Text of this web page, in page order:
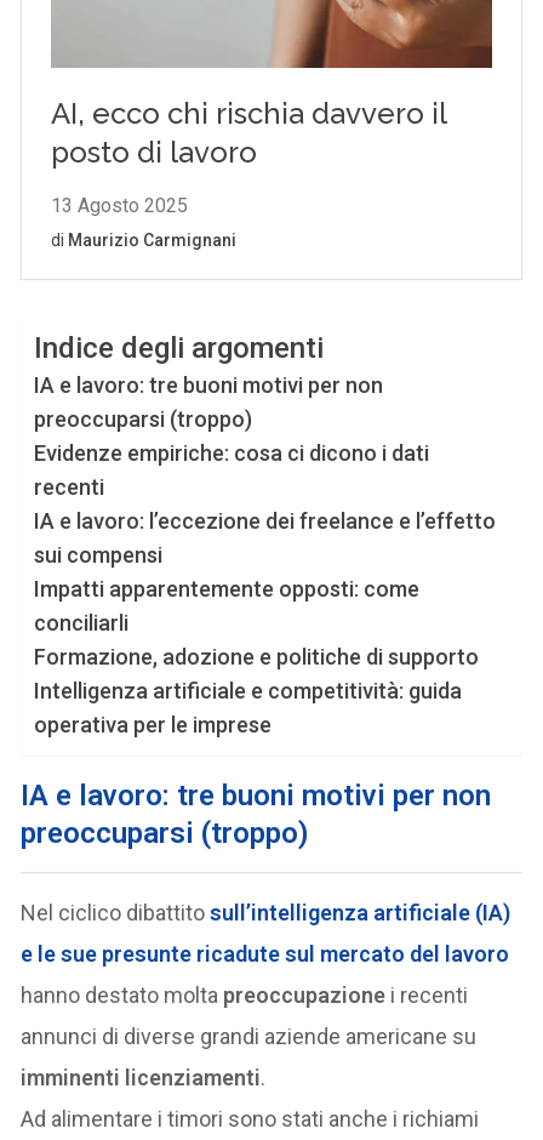
Indice degli argomenti
IA e lavoro: tre buoni motivi per non
preoccuparsi (troppo)
Evidenze empiriche: cosa ci dicono i dati
recenti
IA e lavoro: l’eccezione dei freelance e l’effetto
sui compensi
Impatti apparentemente opposti: come
conciliarli
Formazione, adozione e politiche di supporto
Intelligenza artificiale e competitività: guida
operativa per le imprese
IA e lavoro: tre buoni motivi per non
preoccuparsi (troppo)
Nel ciclico dibattitosull’intelligenza artificiale (IA)
e le sue presunte ricadute sul mercato del lavoro
hanno destato molta preoccupazione i recenti
annunci di diverse grandi aziende americane su
imminenti licenziamenti.
Ad alimentare i timori sono stati anche i richiami